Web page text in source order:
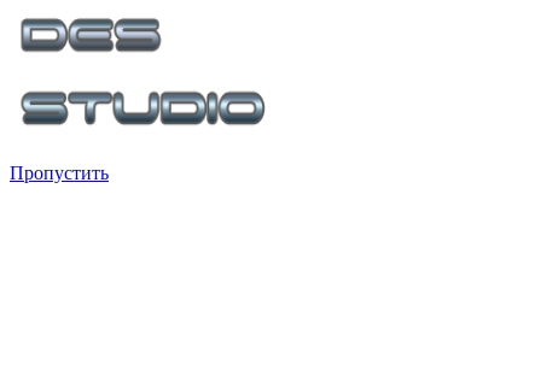
Пропустить